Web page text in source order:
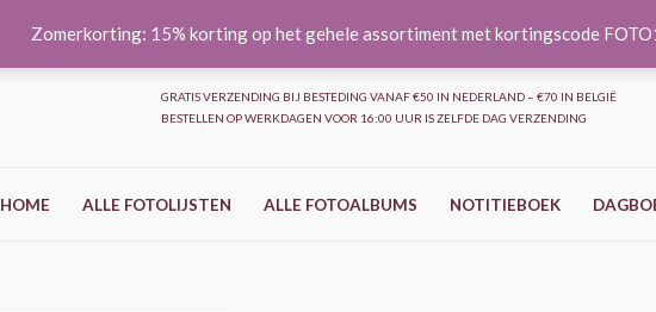
Zomerkorting: 15% korting op het gehele assortiment met kortingscode
GRATIS VERZENDING BIJ BESTEDING VANAF €50 IN NEDERLAND – €70 IN BELGIË
BESTELLEN OP WERKDAGEN VOOR 16:00 UUR IS ZELFDE DAG VERZENDING
HOME ALLE FOTOLIJSTEN ALLE FOTOALBUMS NOTITIEBOEK